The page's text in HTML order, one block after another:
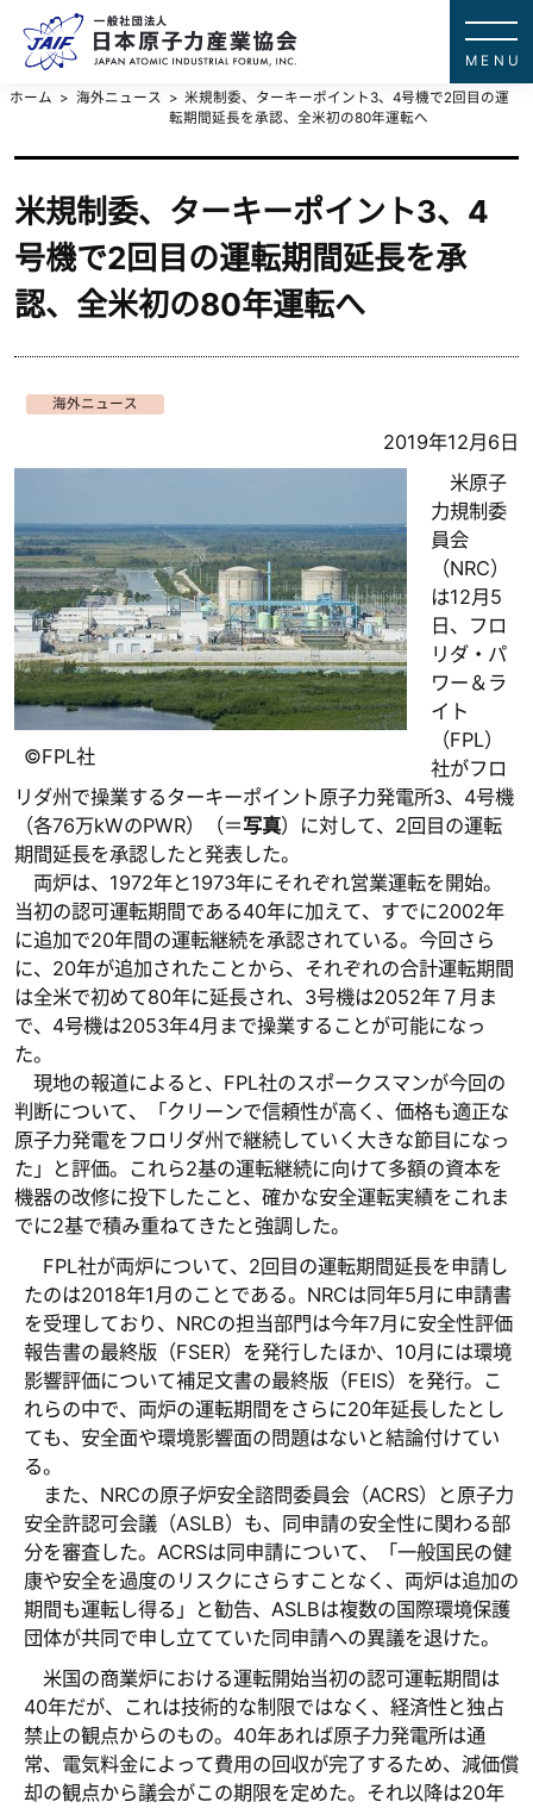
ホーム 海外ニュース
米規制委、ターキーポイント3、4号機で2回目の運
転期間延長を承認、全米初の80年運転へ
米規制委、ターキーポイント3、4
号機で2回目の運転期間延長を承
認、全米初の80年運転へ
海外ニュース
2019年12月6日
©FPL社
米原子
力規制委
員会
（NRC）
は12月5
日、フロ
リダ・パ
ワー＆ラ
イト
（FPL）
社がフロ
リダ州で操業するターキーポイント原子力発電所3、4号機
（各76万kWのPWR）（＝写真）に対して、2回目の運転
期間延長を承認したと発表した。
両炉は、1972年と1973年にそれぞれ営業運転を開始。
当初の認可運転期間である40年に加えて、すでに2002年
に追加で20年間の運転継続を承認されている。今回さら
に、20年が追加されたことから、それぞれの合計運転期間
は全米で初めて80年に延長され、3号機は2052年７月ま
で、4号機は2053年4月まで操業することが可能になっ
た。
現地の報道によると、FPL社のスポークスマンが今回の
判断について、「クリーンで信頼性が高く、価格も適正な
原子力発電をフロリダ州で継続していく大きな節目になっ
た」と評価。これら2基の運転継続に向けて多額の資本を
機器の改修に投下したこと、確かな安全運転実績をこれま
でに2基で積み重ねてきたと強調した。
FPL社が両炉について、2回目の運転期間延長を申請し
たのは2018年1月のことである。NRCは同年5月に申請書
を受理しており、NRCの担当部門は今年7月に安全性評価
報告書の最終版（FSER）を発行したほか、10月には環境
影響評価について補足文書の最終版（FEIS）を発行。こ
れらの中で、両炉の運転期間をさらに20年延長したとし
ても、安全面や環境影響面の問題はないと結論付けてい
る。
また、NRCの原子炉安全諮問委員会（ACRS）と原子力
安全許認可会議（ASLB）も、同申請の安全性に関わる部
分を審査した。ACRSは同申請について、「一般国民の健
康や安全を過度のリスクにさらすことなく、両炉は追加の
期間も運転し得る」と勧告、ASLBは複数の国際環境保護
団体が共同で申し立てていた同申請への異議を退けた。
米国の商業炉における運転開始当初の認可運転期間は
40年だが、これは技術的な制限ではなく、経済性と独占
禁止の観点からのもの。40年あれば原子力発電所は通
常、電気料金によって費用の回収が完了するため、減価償
却の観点から議会がこの期限を定めた。それ以降は20年